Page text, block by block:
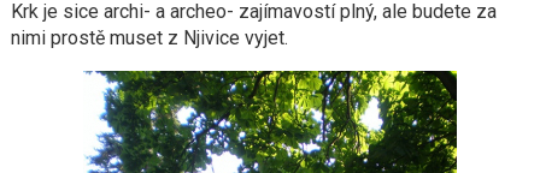
Krk je sice archi- a archeo- zajímavostí plný, ale budete za
nimi prostě muset z Njivice vyjet.